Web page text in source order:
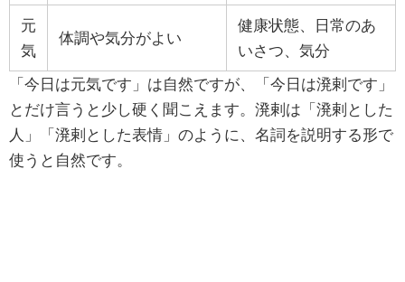
元
気
体調や気分がよい
健康状態、日常のあ
いさつ、気分
「今日は元気です」は自然ですが、「今日は溌剌です」
とだけ言うと少し硬く聞こえます。溌剌は「溌剌とした
人」「溌剌とした表情」のように、名詞を説明する形で
使うと自然です。